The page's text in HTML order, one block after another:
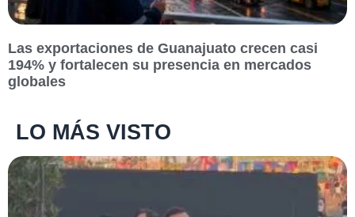
Las exportaciones de Guanajuato crecen casi
194% y fortalecen su presencia en mercados
globales
LO MÁS VISTO